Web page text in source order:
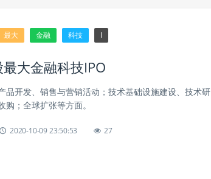
最大 金融 科技 I
大金融科技IPO
品开发、销售与营销活动；技术基础设施建设、技术研
；全球扩张等方面。
2020-10-09 23:50:53 27